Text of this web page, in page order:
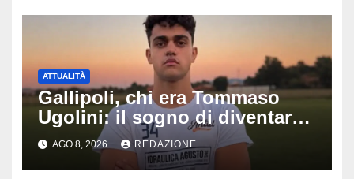
ATTUALITÀ
Gallipoli, chi era Tommaso
Ugolini: il sogno di diventare
medico e la fascia da
capitano, il dolore di Bologna
AGO 8, 2026 REDAZIONE